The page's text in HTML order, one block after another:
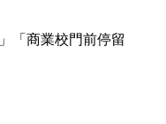
「商業校門前停留